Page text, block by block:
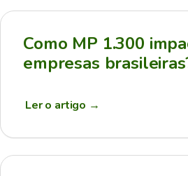
Como MP 1.300
empresas
Ler o artigo →